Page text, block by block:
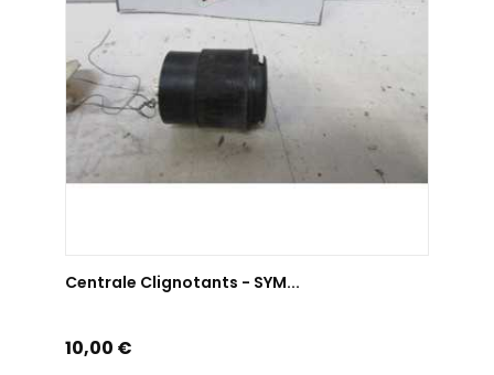
Centrale Clignotants - SYM...
Prix
10,00 €